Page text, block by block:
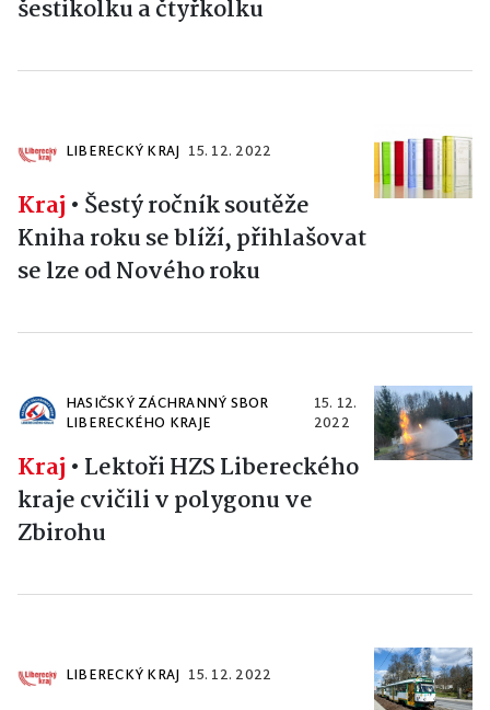
šestikolku a čtyřkolku
LIBERECKÝ KRAJ 15. 12. 2022
Kraj • Šestý ročník soutěže
Kniha roku se blíží, přihlašovat
se lze od Nového roku
HASIČSKÝ ZÁCHRANNÝ SBOR
LIBERECKÉHO KRAJE
15. 12.
2022
Kraj • Lektoři HZS Libereckého
kraje cvičili v polygonu ve
Zbirohu
LIBERECKÝ KRAJ 15. 12. 2022